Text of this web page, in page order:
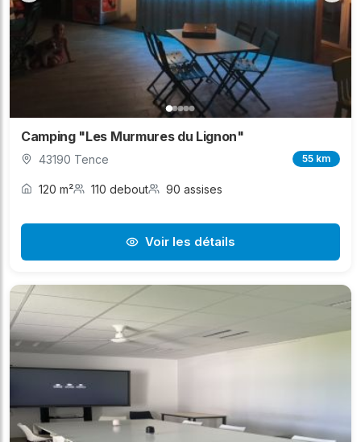
Camping "Les Murmures du Lignon"
43190 Tence 55 km
120 m² 110 debout 90 assises
Voir les détails